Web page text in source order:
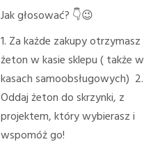
Jak głosować? 👇😉
1. Za każde zakupy otrzymasz
żeton w kasie sklepu ( także w
kasach samoobsługowych) 2.
Oddaj żeton do skrzynki, z
projektem, który wybierasz i
wspomóż go!